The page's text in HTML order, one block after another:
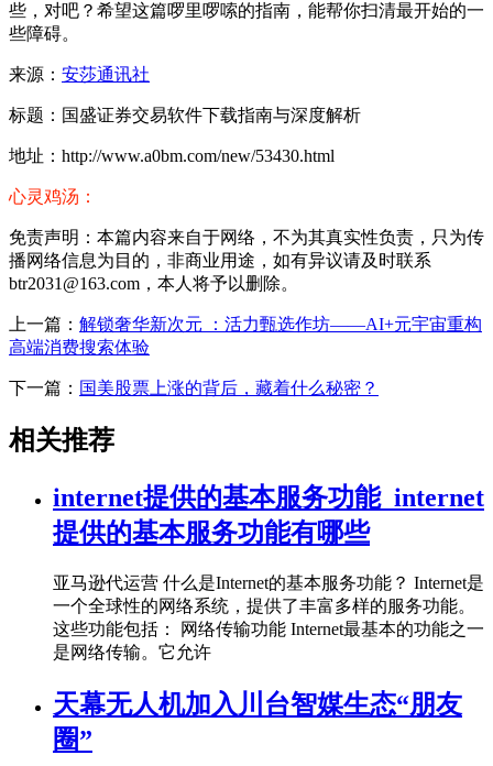
些，对吧？希望这篇啰里啰嗦的指南，能帮你扫清最开始的一
些障碍。
来源： 安莎通讯社
标题：国盛证券交易软件下载指南与深度解析
地址：http://www.a0bm.com/new/53430.html
心灵鸡汤：
免责声明：本篇内容来自于网络，不为其真实性负责，只为传
播网络信息为目的，非商业用途，如有异议请及时联系
btr2031@163.com，本人将予以删除。
上一篇： 解锁奢华新次元 ：活力甄选作坊——AI+元宇宙重构
高端消费搜索体验
下一篇： 国美股票上涨的背后，藏着什么秘密？
相关推荐
internet提供的基本服务功能_internet
提供的基本服务功能有哪些
亚马逊代运营 什么是Internet的基本服务功能？ Internet是
一个全球性的网络系统，提供了丰富多样的服务功能。
这些功能包括： 网络传输功能 Internet最基本的功能之一
是网络传输。它允许
天幕无人机加入川台智媒生态“朋友
圈”